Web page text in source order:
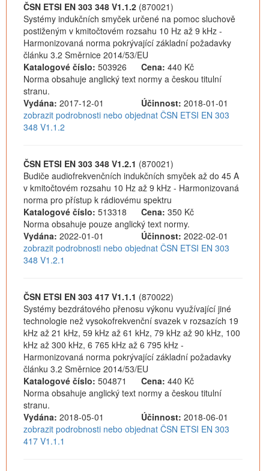
ČSN ETSI EN 303 348 V1.1.2 (870021)
Systémy indukčních smyček určené na pomoc sluchově
postiženým v kmitočtovém rozsahu 10 Hz až 9 kHz -
Harmonizovaná norma pokrývající základní požadavky
článku 3.2 Směrnice 2014/53/EU
Katalogové číslo: 503926 Cena: 440 Kč
Norma obsahuje anglický text normy a českou titulní
stranu.
Vydána: 2017-12-01 Účinnost: 2018-01-01
zobrazit podrobnosti nebo objednat ČSN ETSI EN 303
348 V1.1.2
ČSN ETSI EN 303 348 V1.2.1 (870021)
Budiče audiofrekvenčních indukčních smyček až do 45 A
v kmitočtovém rozsahu 10 Hz až 9 kHz - Harmonizovaná
norma pro přístup k rádiovému spektru
Katalogové číslo: 513318 Cena: 350 Kč
Norma obsahuje pouze anglický text normy.
Vydána: 2022-01-01 Účinnost: 2022-02-01
zobrazit podrobnosti nebo objednat ČSN ETSI EN 303
348 V1.2.1
ČSN ETSI EN 303 417 V1.1.1 (870022)
Systémy bezdrátového přenosu výkonu využívající jiné
technologie než vysokofrekvenční svazek v rozsazích 19
kHz až 21 kHz, 59 kHz až 61 kHz, 79 kHz až 90 kHz, 100
kHz až 300 kHz, 6 765 kHz až 6 795 kHz -
Harmonizovaná norma pokrývající základní požadavky
článku 3.2 Směrnice 2014/53/EU
Katalogové číslo: 504871 Cena: 440 Kč
Norma obsahuje anglický text normy a českou titulní
stranu.
Vydána: 2018-05-01 Účinnost: 2018-06-01
zobrazit podrobnosti nebo objednat ČSN ETSI EN 303
417 V1.1.1